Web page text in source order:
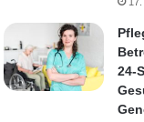
24-